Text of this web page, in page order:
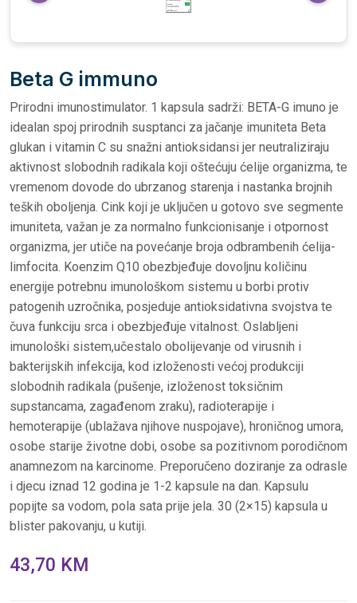
Beta G immuno
Prirodni imunostimulator. 1 kapsula sadrži: BETA-G imuno je
idealan spoj prirodnih susptanci za jačanje imuniteta Beta
glukan i vitamin C su snažni antioksidansi jer neutraliziraju
aktivnost slobodnih radikala koji oštećuju ćelije organizma, te
vremenom dovode do ubrzanog starenja i nastanka brojnih
teških oboljenja. Cink koji je uključen u gotovo sve segmente
imuniteta, važan je za normalno funkcionisanje i otpornost
organizma, jer utiče na povećanje broja odbrambenih ćelija-
limfocita. Koenzim Q10 obezbjeđuje dovoljnu količinu
energije potrebnu imunološkom sistemu u borbi protiv
patogenih uzročnika, posjeduje antioksidativna svojstva te
čuva funkciju srca i obezbjeđuje vitalnost. Oslabljeni
imunološki sistem,učestalo obolijevanje od virusnih i
bakterijskih infekcija, kod izloženosti većoj produkciji
slobodnih radikala (pušenje, izloženost toksičnim
supstancama, zagađenom zraku), radioterapije i
hemoterapije (ublažava njihove nuspojave), hroničnog umora,
osobe starije životne dobi, osobe sa pozitivnom porodičnom
anamnezom na karcinome. Preporučeno doziranje za odrasle
i djecu iznad 12 godina je 1-2 kapsule na dan. Kapsulu
popijte sa vodom, pola sata prije jela. 30 (2×15) kapsula u
blister pakovanju, u kutiji.
43,70 KM